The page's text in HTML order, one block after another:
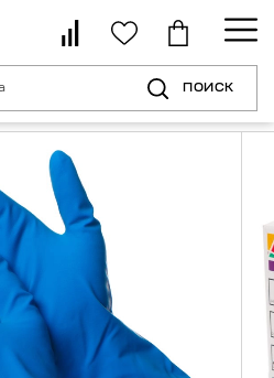
ПОИСК
Средства индивидуальной защиты рук